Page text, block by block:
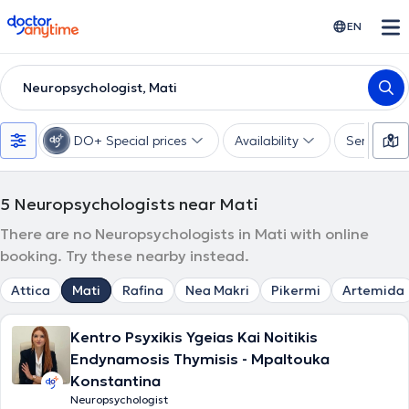
doctoranytime EN
Neuropsychologist, Mati
DO+ Special prices Availability Services
5 Neuropsychologists near Mati
There are no Neuropsychologists in Mati with online
booking. Try these nearby instead.
Attica Mati Rafina Nea Makri Pikermi Artemida
Kentro Psyxikis Ygeias Kai Noitikis
Endynamosis Thymisis - Mpaltouka
Konstantina
Neuropsychologist